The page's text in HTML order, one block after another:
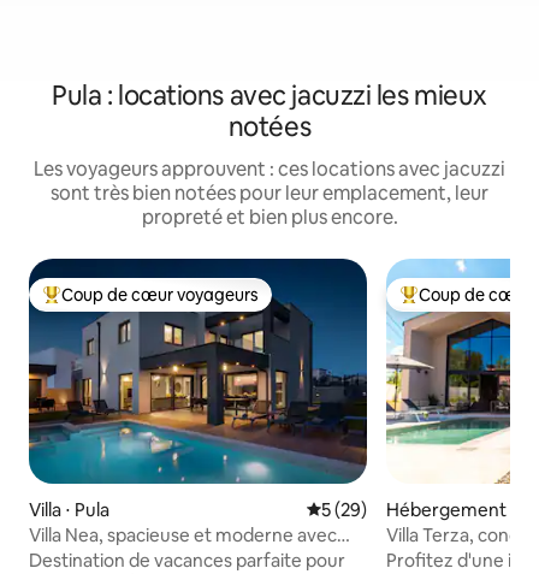
Pula : locations avec jacuzzi les mieux
notées
Les voyageurs approuvent : ces locations avec jacuzzi
sont très bien notées pour leur emplacement, leur
propreté et bien plus encore.
Coups de cœur voyageurs les plus appréciés
Coup de cœur voyageurs
Villa ⋅ Pula Évaluation moyenne sur la
5 (29)
Villa Nea, spacieuse et moderne avec
piscine privée
Destination de vacances parfaite pour
Coups de cœur
Coup de cœur
Hébergement ⋅
Villa Terza,
Profitez d'une